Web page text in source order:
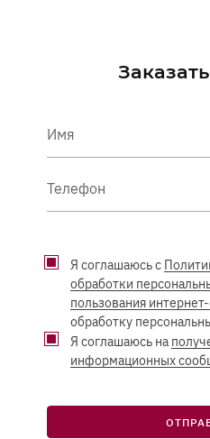
Имя
Телефон
Я соглашаюсь с
обработки
пользования
обработку
Я соглашаюсь на
информационных